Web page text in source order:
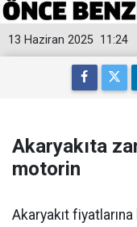
11:24
13 Haziran 2025
Akaryakıta
motorin
Akaryakıt